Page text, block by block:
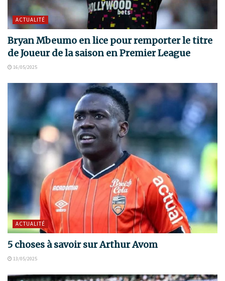
ACTUALITÉ
Bryan Mbeumo en lice pour remporter le titre
de Joueur de la saison en Premier League
16/05/2025
ACTUALITÉ
5 choses à savoir sur Arthur Avom
13/05/2025